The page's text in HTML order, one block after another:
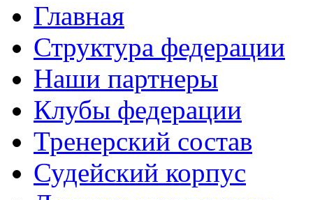
Главная
Структура федерации
Наши партнеры
Клубы федерации
Тренерский состав
Судейский корпус